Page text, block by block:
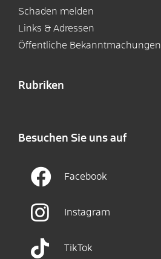
Schaden melden
Links & Adressen
Öffentliche Bekanntmachungen
Rubriken
Besuchen Sie uns auf
Facebook
Instagram
TikTok